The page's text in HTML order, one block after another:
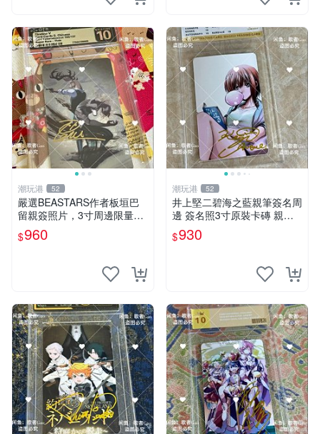
潮玩港 52
嚴選BEASTARS作者板垣巴
留親簽照片，3寸周邊限量收
藏 BEASTARS 作者 經典 細
節收藏
$960
潮玩港 52
井上堅二碧海之藍親筆簽名周
邊 簽名照3寸原裝卡磚 親
筆、收藏、簽名照
$930